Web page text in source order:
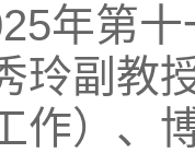
年第
玲副教
作）、